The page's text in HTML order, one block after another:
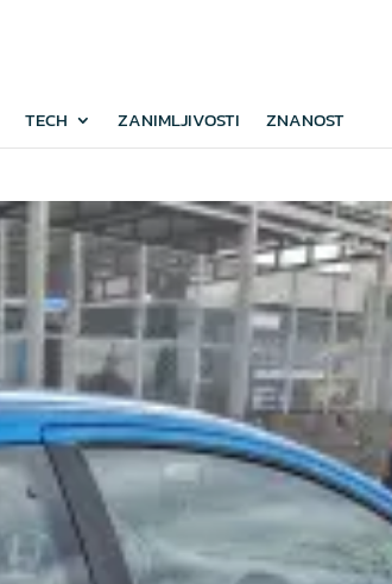
TECH ZANIMLJIVOSTI ZNANOST